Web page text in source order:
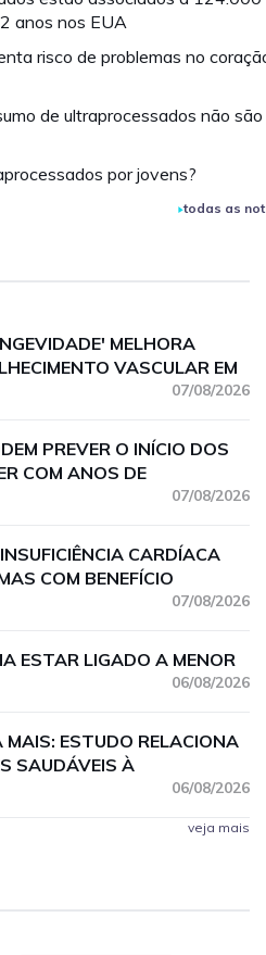
anos nos EUA
risco de problemas no
de ultraprocessados não são
por jovens?
todas as
MELHORA
VASCULAR EM
07/08/2026
PREVER O INÍCIO DOS
COM ANOS DE
07/08/2026
CARDÍACA
COM BENEFÍCIO
07/08/2026
ESTAR LIGADO A MENOR
06/08/2026
MAIS: ESTUDO RELACIONA
SAUDÁVEIS À
06/08/2026
veja mais